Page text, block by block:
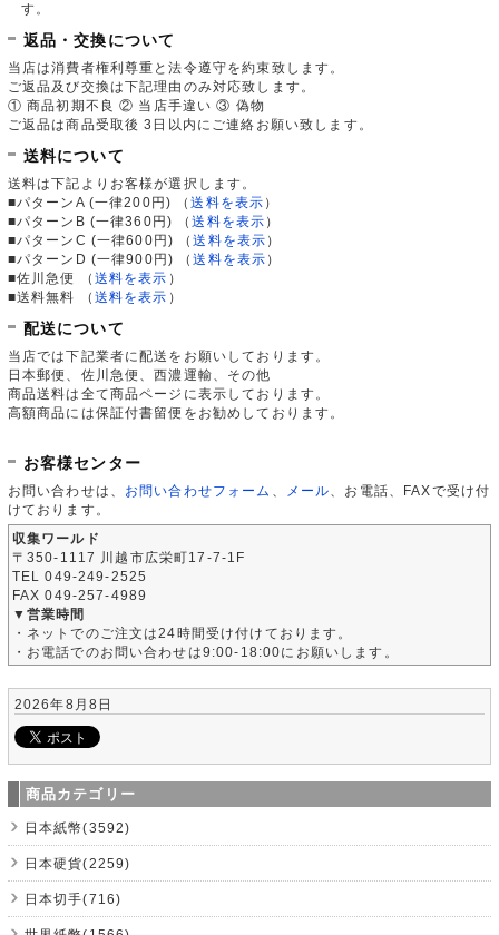
す。
返品・交換について
当店は消費者権利尊重と法令遵守を約束致します。
ご返品及び交換は下記理由のみ対応致します。
① 商品初期不良 ② 当店手違い ③ 偽物
ご返品は商品受取後 3日以内にご連絡お願い致します。
送料について
送料は下記よりお客様が選択します。
■パターンA (一律200円)
（送料を表示 ）
■パターンB (一律360円)
（送料を表示 ）
■パターンC (一律600円)
（送料を表示 ）
■パターンD (一律900円)
（送料を表示 ）
■佐川急便
（ 送料を表示 ）
■送料無料
（ 送料を表示 ）
配送について
当店では下記業者に配送をお願いしております。
日本郵便、佐川急便、西濃運輸、その他
商品送料は全て商品ページに表示しております。
高額商品には保証付書留便をお勧めしております。
お客様センター
お問い合わせは、 お問い合わせフォーム メール 、お電話、FAXで受け付
けております。
収集ワールド
〒350-1117 川越市広栄町17-7-1F
TEL 049-249-2525
FAX 049-257-4989
▼営業時間
・ネットでのご注文は24時間受け付けております。
・お電話でのお問い合わせは9:00-18:00にお願いします。
2026年8月8日
商品カテゴリー
日本紙幣(3592)
日本硬貨(2259)
日本切手(716)